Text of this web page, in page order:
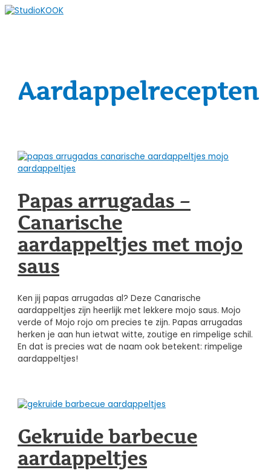
Spring
Aardappelrecepten
Papas arrugadas –
Canarische
aardappeltjes met mojo
saus
Ken jij papas arrugadas al? Deze Canarische
aardappeltjes zijn heerlijk met lekkere mojo saus. Mojo
verde of Mojo rojo om precies te zijn. Papas arrugadas
herken je aan hun ietwat witte, zoutige en rimpelige schil.
En dat is precies wat de naam ook betekent: rimpelige
aardappeltjes!
Gekruide barbecue
aardappeltjes